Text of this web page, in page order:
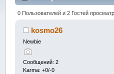
0 Пользователей и 2 Гостей
kosmo26
Newbie
Сообщений: 2
Karma: +0/-0